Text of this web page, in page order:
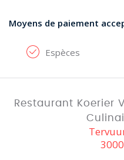
Moyens de paiement
Espèces
Restaurant Koerier